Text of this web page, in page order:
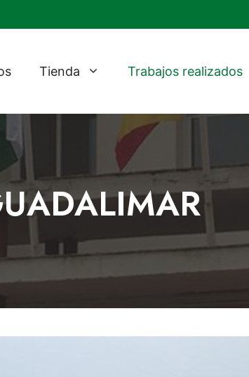
Tienda Trabajos realizados